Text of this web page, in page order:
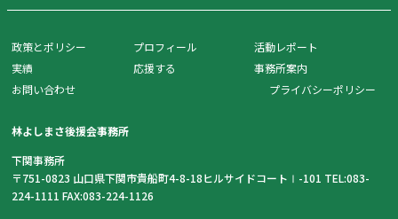
政策とポリシー プロフィール
活動レポート
実績
応援する
事務所案内
お問い合わせ
プライバシーポリシー
林よしまさ後援会事務所
下関事務所
〒751-0823 山口県下関市貴船町4-8-18ヒルサイドコートⅠ-101 TEL:083-
224-1111 FAX:083-224-1126